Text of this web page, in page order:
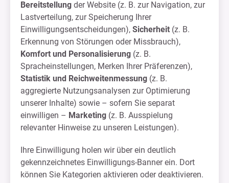
Bereitstellung der Website (z. B. zur Navigation, zur
Lastverteilung, zur Speicherung Ihrer
Einwilligungsentscheidungen), Sicherheit (z. B.
Erkennung von Störungen oder Missbrauch),
Komfort und Personalisierung (z. B.
Spracheinstellungen, Merken Ihrer Präferenzen),
Statistik und Reichweitenmessung (z. B.
aggregierte Nutzungsanalysen zur Optimierung
unserer Inhalte) sowie – sofern Sie separat
einwilligen – Marketing (z. B. Ausspielung
relevanter Hinweise zu unseren Leistungen).
Ihre Einwilligung holen wir über ein deutlich
gekennzeichnetes Einwilligungs-Banner ein. Dort
können Sie Kategorien aktivieren oder deaktivieren.